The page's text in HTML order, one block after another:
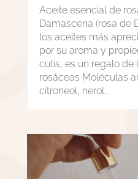
Aceite esencial de
Damascena (rosa de
los aceites más
por su aroma y
cutis, es un regalo de
rosáceas Moléculas
citroneol, nerol...